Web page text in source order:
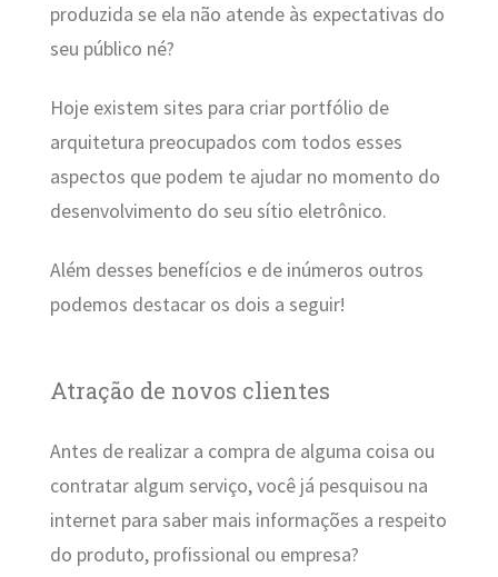
produzida se ela não atende às expectativas do
seu público né?
Hoje existem sites para criar portfólio de
arquitetura preocupados com todos esses
aspectos que podem te ajudar no momento do
desenvolvimento do seu sítio eletrônico.
Além desses benefícios e de inúmeros outros
podemos destacar os dois a seguir!
Atração de novos clientes
Antes de realizar a compra de alguma coisa ou
contratar algum serviço, você já pesquisou na
internet para saber mais informações a respeito
do produto, profissional ou empresa?